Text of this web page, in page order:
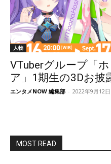
人物
VTuberグループ「
ア」1期生の3Dお披
エンタメNOW 編集部 - 2022年9月12日
MOST READ